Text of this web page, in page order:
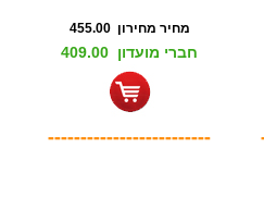
מחיר מחירון 455.00
חברי מועדון 409.00
-------------------------